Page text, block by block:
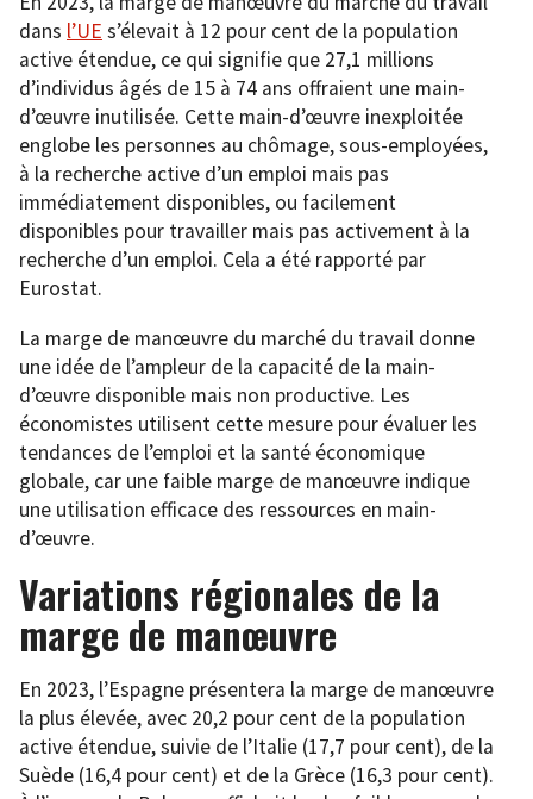
dans l’UE s’élevait à 12 pour cent de la population
active étendue, ce qui signifie que 27,1 millions
d’individus âgés de 15 à 74 ans offraient une main-
d’œuvre inutilisée. Cette main-d’œuvre inexploitée
englobe les personnes au chômage, sous-employées,
à la recherche active d’un emploi mais pas
immédiatement disponibles, ou facilement
disponibles pour travailler mais pas activement à la
recherche d’un emploi. Cela a été rapporté par
Eurostat.
La marge de manœuvre du marché du travail donne
une idée de l’ampleur de la capacité de la main-
d’œuvre disponible mais non productive. Les
économistes utilisent cette mesure pour évaluer les
tendances de l’emploi et la santé économique
globale, car une faible marge de manœuvre indique
une utilisation efficace des ressources en main-
d’œuvre.
Variations régionales de la
marge de manœuvre
En 2023, l’Espagne présentera la marge de manœuvre
la plus élevée, avec 20,2 pour cent de la population
active étendue, suivie de l’Italie (17,7 pour cent), de la
Suède (16,4 pour cent) et de la Grèce (16,3 pour cent).